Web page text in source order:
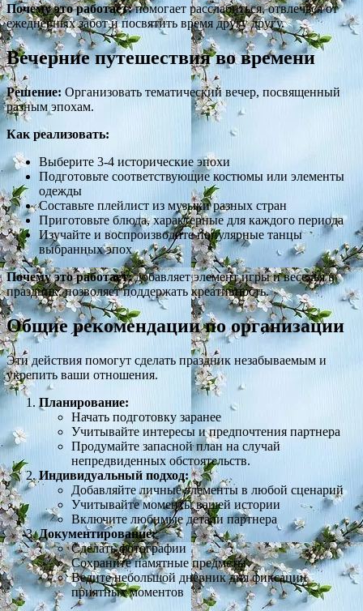
Почему это работает:помогает расслабиться, отвлечься от
ежедневных забот и посвятить время другу другу.
Вечерние путешествия во времени
Решение: Организовать тематический вечер, посвященный
разным эпохам.
Как реализовать:
Выберите 3-4 исторические эпохи
Подготовьте соответствующие костюмы или элементы
одежды
Составьте плейлист из музыки разных стран
Приготовьте блюда, характерные для каждого периода
Изучайте и воспроизводите популярные танцы
выбранных эпох
Почему это работает:добавляет элемент игры и веселья в
праздник, позволяет поддержать креативность.
Общие рекомендации по организации
Эти действия помогут сделать праздник незабываемым и
укрепить ваши отношения.
Планирование:
Начать подготовку заранее
Учитывайте интересы и предпочтения партнера
Продумайте запасной план на случай
непредвиденных обстоятельств.
Индивидуальный подход:
Добавляйте личные элементы в любой сценарий
Учитывайте моменты вашей истории
Включите любимые детали партнера
Документирование:
Сделать фотографии
Сохраните памятные предметы
Ведите небольшой дневник дня фиксации
приятных моментов